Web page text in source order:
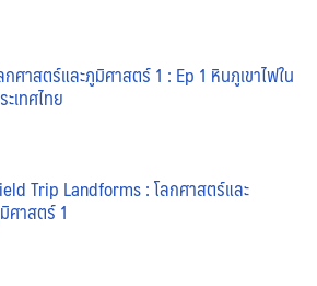
กศาสตร์และภูมิศาสตร์ 1 : Ep 1 หินภูเขาไฟใน
ะเทศไทย
Trip Landforms : โลกศาสตร์และ
ศาสตร์ 1